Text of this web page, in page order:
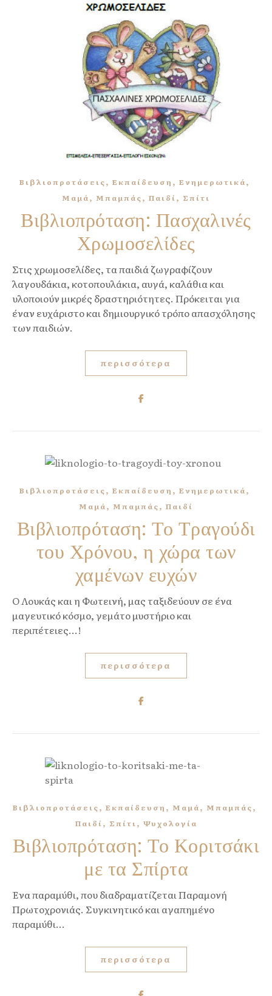
Βιβλιοπροτάσεις, Εκπαίδευση , Ενημερωτικά,
Μαμά, Μπαμπάς, Παιδί, Σπίτι
Βιβλιοπρόταση: Πασχαλινές
Χρωμοσελίδες
Στις χρωμοσελίδες, τα παιδιά ζωγραφίζουν
λαγουδάκια, κοτοπουλάκια, αυγά, καλάθια και
υλοποιούν μικρές δραστηριότητες. Πρόκειται για
έναν ευχάριστο και δημιουργικό τρόπο απασχόλησης
των παιδιών.
περισσότερα
Βιβλιοπροτάσεις, Εκπαίδευση , Ενημερωτικά,
Μαμά, Μπαμπάς, Παιδί
Βιβλιοπρόταση: Το Τραγούδι
του Χρόνου, η χώρα των
χαμένων ευχών
O Λουκάς και η Φωτεινή, μας ταξιδεύουν σε ένα
μαγευτικό κόσμο, γεμάτο μυστήριο και
περιπέτειες...!
περισσότερα
Βιβλιοπροτάσεις, Εκπαίδευση , Μαμά, Μπαμπάς,
Παιδί, Σπίτι, Ψυχολογία
Βιβλιοπρόταση: Το Κοριτσάκι
με τα Σπίρτα
Ένα παραμύθι, που διαδραματίζεται Παραμονή
Πρωτοχρονιάς. Συγκινητικό και αγαπημένο
παραμύθι...
περισσότερα